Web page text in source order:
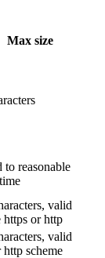
Max size
to reasonable
valid
https or http
valid
http scheme